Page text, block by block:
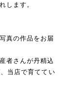
します。
真の作品をお届
者さんが丹精込
当店で育ててい